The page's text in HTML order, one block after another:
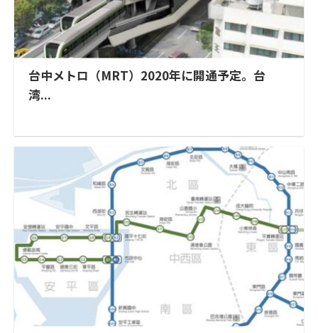
台中メトロ（MRT）2020年に開通予定。台
湾...